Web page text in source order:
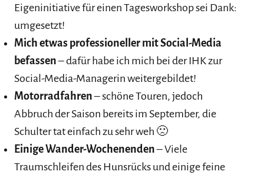
Eigeninitiative für einen Tagesworkshop sei Dank:
umgesetzt!
Mich etwas professioneller mit Social-Media
befassen– dafür habe ich mich bei der IHK zur
Social-Media-Managerin weitergebildet!
Motorradfahren– schöne Touren, jedoch
Abbruch der Saison bereits im September, die
Schulter tat einfach zu sehr weh 🙁
Einige Wander-Wochenenden– Viele
Traumschleifen des Hunsrücks und einige feine